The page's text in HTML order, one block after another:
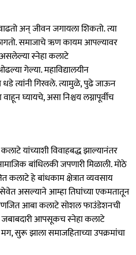
अन् जीवन जगायला शिकतो. त्या
समाजाचे ऋण कायम आपल्यावर
असलेल्या स्नेहा कलाटे
गेल्या. महाविद्यालयीन
त्यांनी गिरवले. त्यामुळे, पुढे जाऊन
घ्यायचे, असा निश्चय लग्नापूर्वीच
यांच्याशी विवाहबद्ध झाल्यानंतर
बांधिलकी जपणारी मिळाली. मोठे
कलाटे हे बांधकाम क्षेत्रात व्यवसाय
असल्याने आम्हा तिघांच्या एकमतातून
आबा कलाटे सोशल फाउंडेशनची
जबाबदारी आपसूकच स्नेहा कलाटे
सुरू झाला समाजहिताच्या उपक्रमांचा